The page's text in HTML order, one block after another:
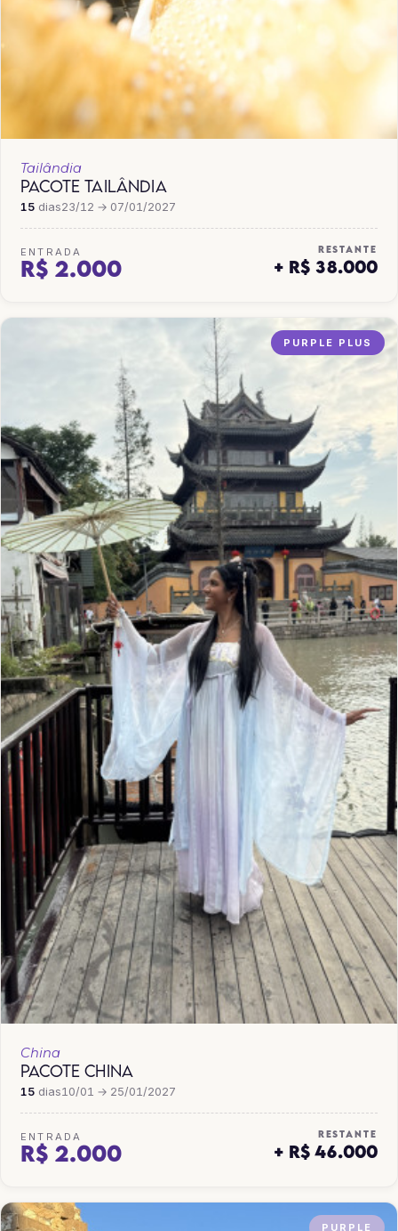
Tailândia
PACOTE TAILÂNDIA
15 dias23/12 → 07/01/2027
ENTRADA
R$ 2.000
RESTANTE
+ R$ 38.000
PURPLE PLUS
China
PACOTE CHINA
15 dias10/01 → 25/01/2027
ENTRADA
R$ 2.000
RESTANTE
+ R$ 46.000
PURPLE